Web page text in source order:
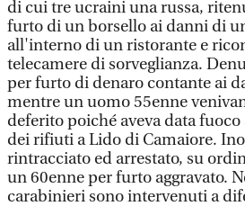
di cui tre ucraini una russa,
furto di un borsello ai danni di
all'interno di un ristorante e
telecamere di sorveglianza.
per furto di denaro contante ai
mentre un uomo 55enne
deferito poiché aveva data
dei rifiuti a Lido di Camaiore.
rintracciato ed arrestato, su
un 60enne per furto aggravato.
carabinieri sono intervenuti a